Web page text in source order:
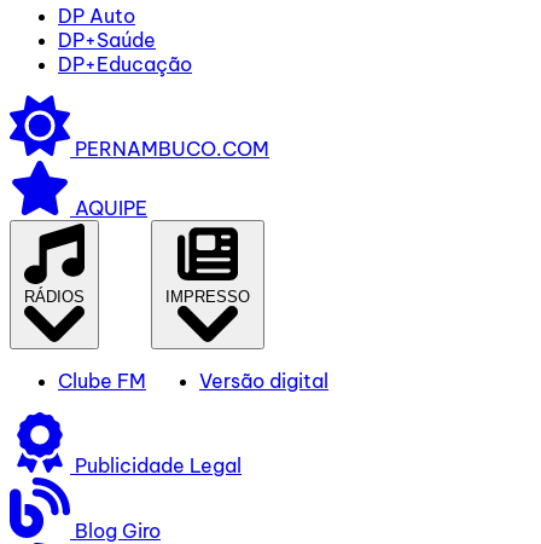
DP Auto
DP+Saúde
DP+Educação
PERNAMBUCO.COM
AQUIPE
RÁDIOS
Clube FM
IMPRESSO
Versão digital
Publicidade Legal
Blog Giro